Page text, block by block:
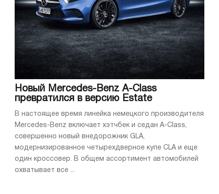
Новый Mercedes-Benz A-Class
превратился в версию Estate
В настоящее время линейка немецкого производителя
Mercedes-Benz включает хэтчбек и седан A-Class,
совершенно новый внедорожник GLA,
модернизированное четырехдверное купе CLA и еще
один кроссовер. В общем ассортимент автомобилей
охватывает все ...